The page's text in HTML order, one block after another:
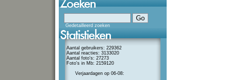
Gedetailleerd zoeken
Aantal gebruikers: 229362
Aantal reacties: 3133020
Aantal foto's: 27273
Foto's in Mb: 2159120
Verjaardagen op 06-08: